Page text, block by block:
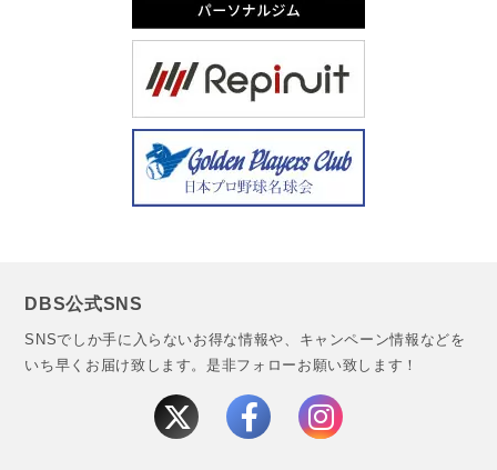
DBS公式SNS
SNSでしか手に入らないお得な情報や、キャンペーン情報などを
いち早くお届け致します。 是非フォローお願い致します！